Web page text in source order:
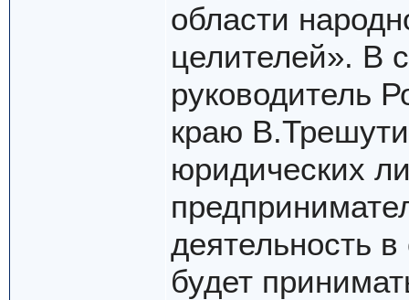
области
целителей». В
руководитель
краю
юридических
деятельность
будет